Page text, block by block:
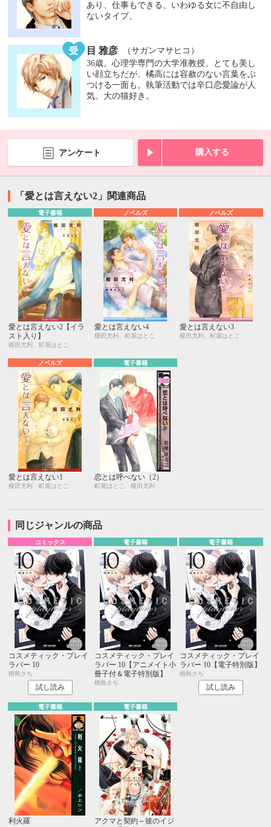
あり、仕事もできる、いわゆる女に不自由し
ないタイプ。
目 雅彦
（サガンマサヒコ）
36歳。心理学専門の大学准教授。とても美し
い顔立ちだが、橘高には容赦のない言葉をぶ
つける一面も。執筆活動では辛口恋愛論が人
気。大の猫好き。
アンケート 購入する
「愛とは言えない2」関連商品
電子書籍
愛とは言えない2【イラ
スト入り】
榎田尤利、町屋はとこ
ノベルズ
愛とは言えない4
榎田尤利、町屋はとこ
ノベルズ
愛とは言えない3
榎田尤利、町屋はとこ
ノベルズ
愛とは言えない1
榎田尤利、町屋はとこ
電子書籍
恋とは呼べない（2）
町屋はとこ、榎田尤利
同じジャンルの商品
コミックス
コスメティック・プレイ
ラバー 10
楢島さち
試し読み
電子書籍
コスメティック・プレイ
ラバー 10【アニメイト小
冊子付＆電子特別版】
楢島さち
電子書籍
コスメティック・プレイ
ラバー 10【電子特別版】
楢島さち
試し読み
電子書籍
利火羅
電子書籍
アクマと契約～彼のイジ